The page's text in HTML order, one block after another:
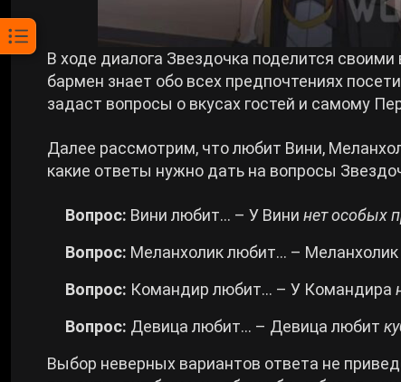
В ходе диалога Звездочка поделится
бармен знает обо всех предпочтениях
задаст вопросы о вкусах гостей и самому
Далее рассмотрим, что любит Вини,
какие ответы нужно дать на вопросы
Вопрос: Вини любит… – У Вини нет особых
Вопрос: Меланхолик любит… –
Вопрос: Командир любит… – У Командира
Вопрос: Девица любит… – Девица любит
Выбор неверных вариантов ответа не